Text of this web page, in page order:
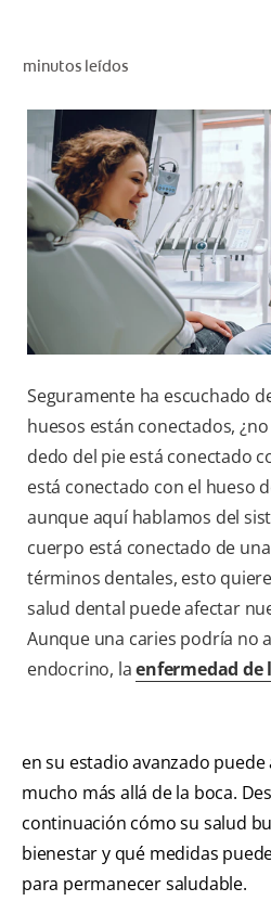
minutos leídos
Seguramente ha escuchado
huesos están conectados, ¿no
dedo del pie está conectado
está conectado con el hueso
aunque aquí hablamos del
cuerpo está conectado de
términos dentales, esto
salud dental puede afectar
Aunque una caries podría no
endocrino, laenfermedad de
en su estadio avanzado puede
mucho más allá de la boca.
continuación cómo su salud
bienestar y qué medidas
para permanecer saludable.